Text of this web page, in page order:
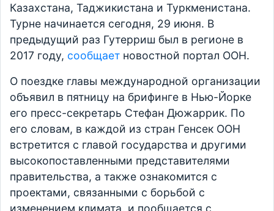
Казахстана, Таджикистана и Туркменистана.
Турне начинается сегодня, 29 июня. В
предыдущий раз Гутерриш был в регионе в
2017 году, сообщает новостной портал ООН.
О поездке главы международной организации
объявил в пятницу на брифинге в Нью-Йорке
его пресс-секретарь Стефан Дюжаррик. По
его словам, в каждой из стран Генсек ООН
встретится с главой государства и другими
высокопоставленными представителями
правительства, а также ознакомится с
проектами, связанными с борьбой с
изменением климата, и пообщается с